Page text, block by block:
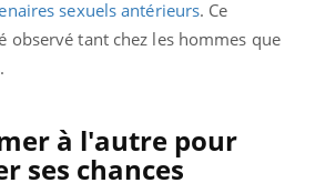
sexuels antérieurs. Ce
observé tant chez les hommes que
à l'autre pour
ses chances